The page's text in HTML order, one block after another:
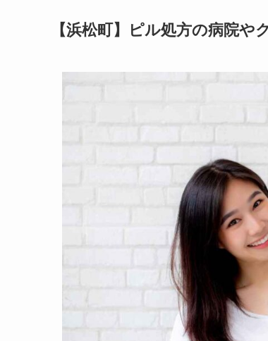
【浜松町】ピル処方の病院